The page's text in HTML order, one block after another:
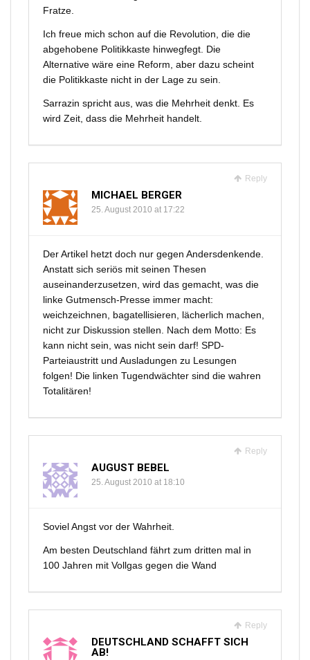
Fratze.
Ich freue mich schon auf die Revolution, die die
abgehobene Politikkaste hinwegfegt. Die
Alternative wäre eine Reform, aber dazu scheint
die Politikkaste nicht in der Lage zu sein.
Sarrazin spricht aus, was die Mehrheit denkt. Es
wird Zeit, dass die Mehrheit handelt.
Reply
MICHAEL BERGER
25. August 2010 at 17:22
Der Artikel hetzt doch nur gegen Andersdenkende.
Anstatt sich seriös mit seinen Thesen
auseinanderzusetzen, wird das gemacht, was die
linke Gutmensch-Presse immer macht:
weichzeichnen, bagatellisieren, lächerlich machen,
nicht zur Diskussion stellen. Nach dem Motto: Es
kann nicht sein, was nicht sein darf! SPD-
Parteiaustritt und Ausladungen zu Lesungen
folgen! Die linken Tugendwächter sind die wahren
Totalitären!
Reply
AUGUST BEBEL
25. August 2010 at 18:10
Soviel Angst vor der Wahrheit.
Am besten Deutschland fährt zum dritten mal in
100 Jahren mit Vollgas gegen die Wand
Reply
DEUTSCHLAND SCHAFFT SICH
AB!